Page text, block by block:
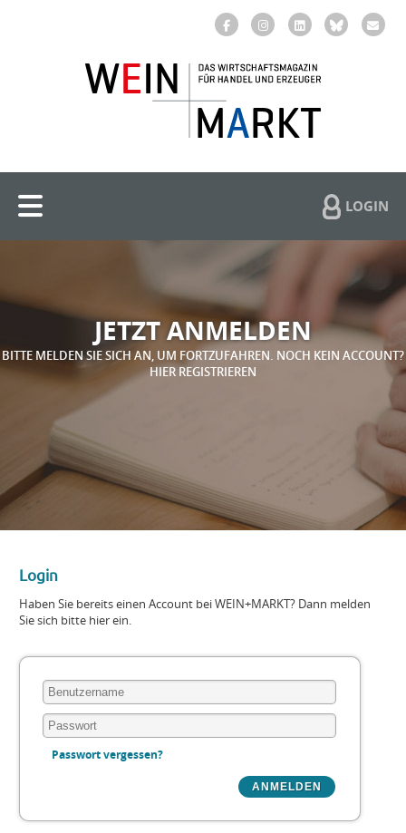
LOGIN
JETZT ANMELDEN
BITTE MELDEN SIE SICH AN, UM FORTZUFAHREN. NOCH KEIN ACCOUNT?
HIER REGISTRIEREN
Login
Haben Sie bereits einen Account bei WEIN+MARKT? Dann melden
Sie sich bitte hier ein.
Passwort vergessen?